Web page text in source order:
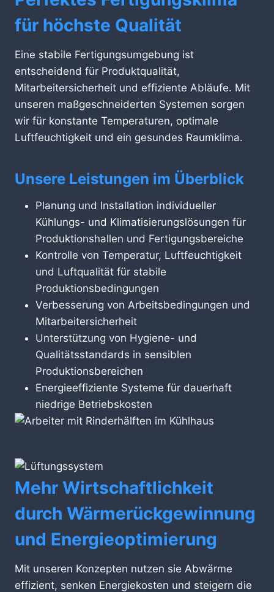
für höchste Qualität
Eine stabile Fertigungsumgebung ist
entscheidend für Produktqualität,
Mitarbeitersicherheit und effiziente Abläufe. Mit
unseren maßgeschneiderten Systemen sorgen
wir für konstante Temperaturen, optimale
Luftfeuchtigkeit und ein gesundes Raumklima.
Unsere Leistungen im Überblick
Planung und Installation individueller
Kühlungs- und Klimatisierungslösungen für
Produktionshallen und Fertigungsbereiche
Kontrolle von Temperatur, Luftfeuchtigkeit
und Luftqualität für stabile
Produktionsbedingungen
Verbesserung von Arbeitsbedingungen und
Mitarbeitersicherheit
Unterstützung von Hygiene- und
Qualitätsstandards in sensiblen
Produktionsbereichen
Energieeffiziente Systeme für dauerhaft
niedrige Betriebskosten
Mehr Wirtschaftlichkeit
durch Wärmerückgewinnung
und Energieoptimierung
Mit unseren Konzepten nutzen sie Abwärme
effizient, senken Energiekosten und steigern die